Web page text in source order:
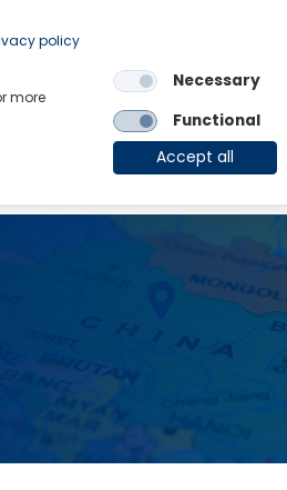
OE Group
policy
more
Necessary
Functional
Accept all